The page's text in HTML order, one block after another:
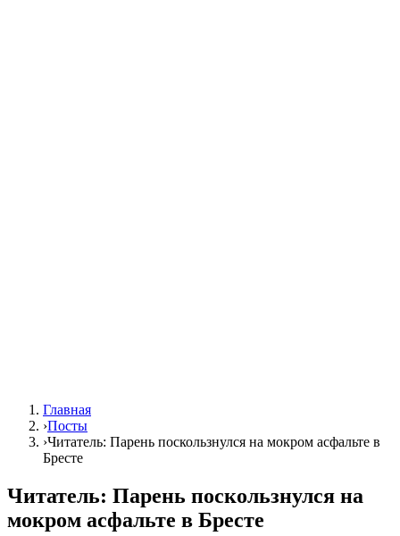
Главная
›Посты
›Читатель: Парень поскользнулся на мокром асфальте в
Бресте
Читатель: Парень поскользнулся на
мокром асфальте в Бресте